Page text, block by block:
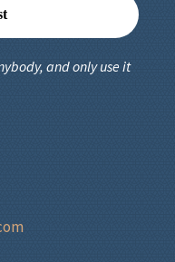
and only use it